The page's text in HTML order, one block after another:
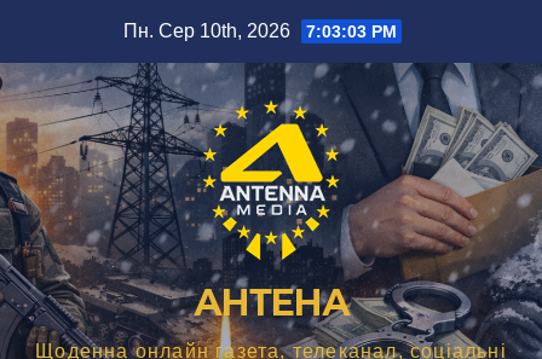
вмісту
Пн. Сер 10th, 2026 7:03:03 PM
АНТЕНА
Щоденна онлайн газета, телеканал, соціальні